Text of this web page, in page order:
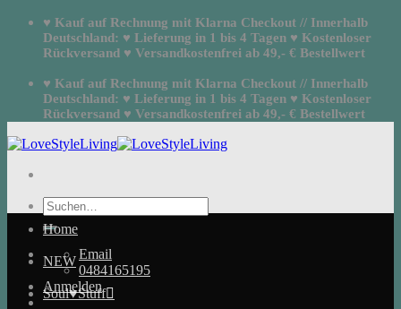
Zum
springen
♥ Kauf auf Rechnung mit Klarna Checkout // Innerhalb
Deutschland: ♥ Lieferung in 1 bis 4 Tagen ♥ Kostenloser
Rückversand ♥ Versandkostenfrei ab 49,- € Bestellwert
♥ Kauf auf Rechnung mit Klarna Checkout // Innerhalb
Deutschland: ♥ Lieferung in 1 bis 4 Tagen ♥ Kostenloser
Rückversand ♥ Versandkostenfrei ab 49,- € Bestellwert
Suchen
nach:
Email
0484165195
Anmelden
Home
NEW
Soul♥Stuff